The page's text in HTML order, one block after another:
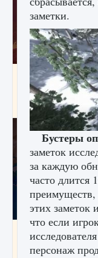
Как приручить
игре Creatures of
9 августа 2024
Как
Creatures of Ava
заметки.
Бустеры
заметок
за каждую
часто длится
этих заметок
что если
персонаж